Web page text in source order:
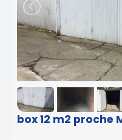
box 12 m2 proche